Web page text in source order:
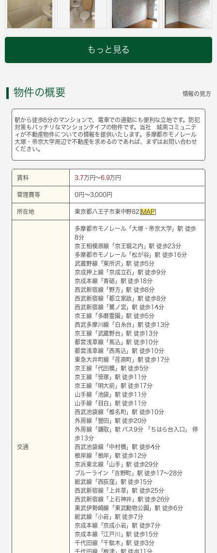
もっと見る
物件の概要 情報の見方
駅から徒歩8分のマンションで、電車での通勤にも便利な立地です。防犯
対策もバッチリなマンションタイプの物件です。当社 城南コミュニテ
ィが不動産物件についての情報を提供いたします。多摩都市モノレール
大塚・帝京大学周辺で不動産を求めるのであれば、まずはお問い合わせ
ください。
賃料 3.7 万円～6.9万円
管理費等 0円～3,000円
所在地 東京都八王子市東中野82[ MAP]
交通
多摩都市モノレール「大塚・帝京大学」駅 徒歩
8分
京王相模原線 「 京王堀之内 」駅 徒歩23分
多摩都市モノレール「松が谷」駅 徒歩16分
武蔵野線 「 東所沢 」駅 徒歩5分
京成押上線 「京成立石 」駅 徒歩9分
京成本線 「 青砥」駅 徒歩18分
西武新宿線 「 野方」駅 徒歩8分
西武新宿線 「都立家政 」駅 徒歩8分
西武新宿線 「鷺ノ宮 」駅 徒歩14分
京王線 「 多磨霊園 」駅 徒歩5分
西武多摩川線 「 白糸台 」駅 徒歩13分
京王線 「 武蔵野台 」駅 徒歩13分
都営浅草線 「 馬込」駅 徒歩10分
都営浅草線 「 西馬込」駅 徒歩10分
東急大井町線 「 荏原町 」駅 徒歩17分
京王線 「 代田橋」駅 徒歩5分
京王線 「 笹塚 」駅 徒歩11分
京王線 「 明大前」駅 徒歩17分
山手線 「 池袋 」駅 徒歩11分
山手線 「 目白 」駅 徒歩11分
西武池袋線 「椎名町」駅 徒歩10分
外房線 「 誉田 」駅 徒歩20分
外房線 「 鎌取 」駅 バス9分 「ちはら台入口」 停
歩13分
西武池袋線 「 中村橋」駅 徒歩4分
根岸線 「 根岸 」駅 徒歩12分
京浜東北線 「 山手 」駅 徒歩29分
ブルーライン 「 吉野町 」駅 徒歩17～28分
総武線 「 西荻窪 」駅 徒歩15分
西武新宿線 「 上井草」駅 徒歩25分
西武新宿線 「 上石神井 」駅 徒歩26分
東武伊勢崎線 「 東武動物公園 」駅 徒歩6分
総武線 「 小岩 」駅 徒歩7分
京成本線 「京成小岩」駅 徒歩7分
京成本線 「江戸川
」駅 徒歩15分
千代田線 「千駄木」駅 徒歩3分
千代田線 「根津」駅 徒歩11分